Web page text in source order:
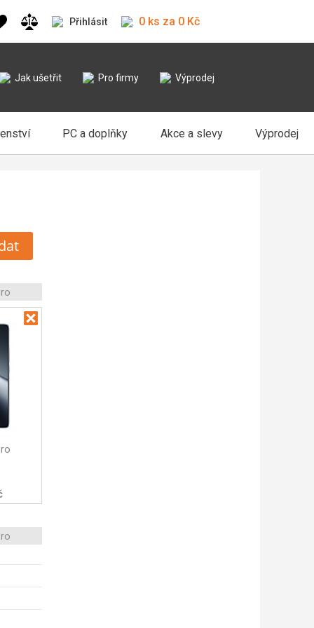
Přihlásit 0 ks za 0 Kč
Jak ušetřit Pro firmy Výprodej
PC a doplňky Akce a slevy Výprodej